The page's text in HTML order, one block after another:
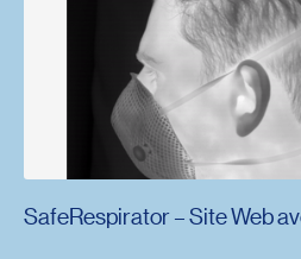
SafeRespirator – Site Web